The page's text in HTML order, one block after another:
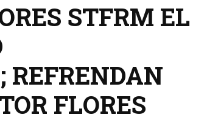
STFRM EL
REFRENDAN
FLORES